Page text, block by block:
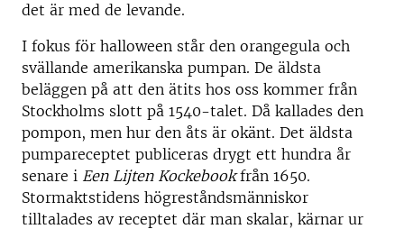
det är med de levande.
I fokus för halloween står den orangegula och
svällande amerikanska pumpan. De äldsta
beläggen på att den ätits hos oss kommer från
Stockholms slott på 1540-talet. Då kallades den
pompon, men hur den åts är okänt. Det äldsta
pumpareceptet publiceras drygt ett hundra år
senare i Een Lijten Kockebookfrån 1650.
Stormaktstidens högreståndsmänniskor
tilltalades av receptet där man skalar, kärnar ur